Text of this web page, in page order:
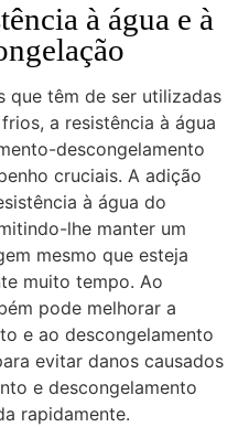
à água e à
que têm de ser utilizadas
a resistência à água
descongelamento
cruciais. A adição
à água do
lhe manter um
mesmo que esteja
muito tempo. Ao
pode melhorar a
e ao descongelamento
evitar danos causados
e descongelamento
rapidamente.